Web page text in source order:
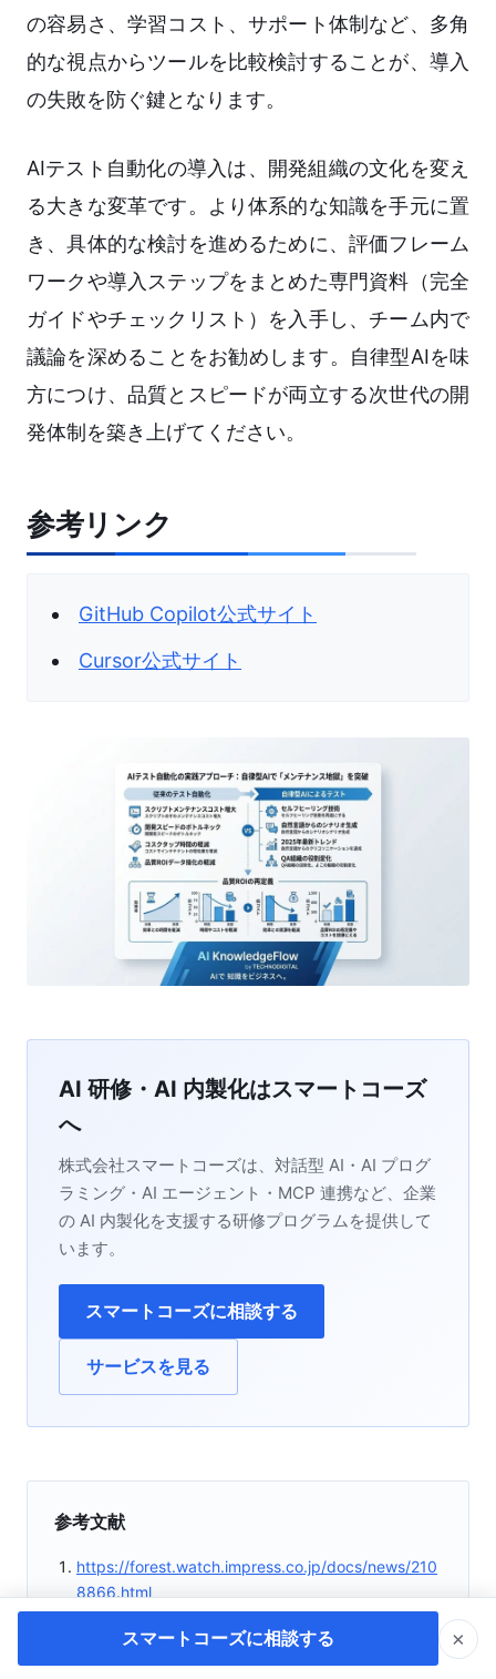
の容易さ、学習コスト、サポート体制など、多角
的な視点からツールを比較検討することが、導入
の失敗を防ぐ鍵となります。
AIテスト自動化の導入は、開発組織の文化を変え
る大きな変革です。より体系的な知識を手元に置
き、具体的な検討を進めるために、評価フレーム
ワークや導入ステップをまとめた専門資料（完全
ガイドやチェックリスト）を入手し、チーム内で
議論を深めることをお勧めします。自律型AIを味
方につけ、品質とスピードが両立する次世代の開
発体制を築き上げてください。
参考リンク
GitHub Copilot公式サイト
Cursor公式サイト
AI 研修・AI 内製化はスマートコーズ
へ
株式会社スマートコーズは、対話型 AI・AI プログ
ラミング・AI エージェント・MCP 連携など、企業
の AI 内製化を支援する研修プログラムを提供して
います。
スマートコーズに相談する
サービスを見る
参考文献
https://forest.watch.impress.co.jp/docs/news/210
8866.html
90d4604dc0
スマートコーズに相談する ×